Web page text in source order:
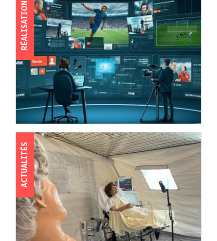
RÉALISATION
ACTUALITÉS